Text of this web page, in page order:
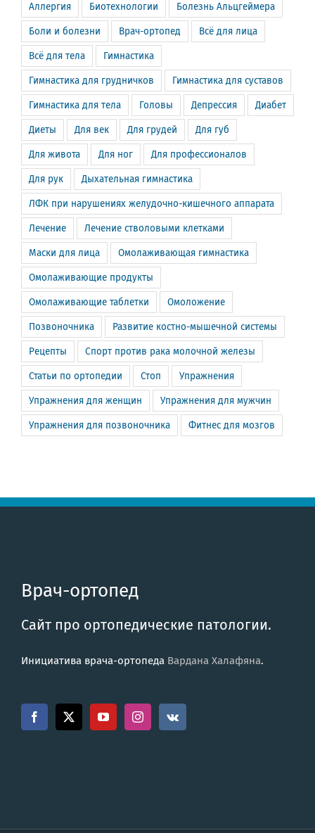
Аллергия Биотехнологии Болезнь Альцгеймера
Боли и болезни Врач-ортопед Всё для лица
Всё для тела Гимнастика
Гимнастика для грудничков Гимнастика для суставов
Гимнастика для тела Головы Депрессия Диабет
Диеты Для век Для грудей Для губ
Для живота Для ног Для профессионалов
Для рук Дыхательная гимнастика
ЛФК при нарушениях желудочно-кишечного аппарата
Лечение Лечение стволовыми клетками
Маски для лица Омолаживающая гимнастика
Омолаживающие продукты
Омолаживающие таблетки Омоложение
Позвоночника Развитие костно-мышечной системы
Рецепты Спорт против рака молочной железы
Статьи по ортопедии Стоп Упражнения
Упражнения для женщин Упражнения для мужчин
Упражнения для позвоночника Фитнес для мозгов
Врач-ортопед
Сайт про ортопедические патологии.
Инициатива врача-ортопеда Вардана Халафяна.